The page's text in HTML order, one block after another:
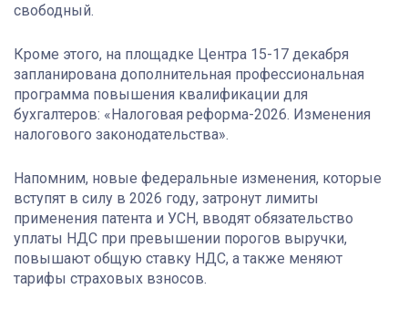
свободный.
Кроме этого, на площадке Центра 15-17 декабря
запланирована дополнительная профессиональная
программа повышения квалификации для
бухгалтеров: «Налоговая реформа-2026. Изменения
налогового законодательства».
Напомним, новые федеральные изменения, которые
вступят в силу в 2026 году, затронут лимиты
применения патента и УСН, вводят обязательство
уплаты НДС при превышении порогов выручки,
повышают общую ставку НДС, а также меняют
тарифы страховых взносов.